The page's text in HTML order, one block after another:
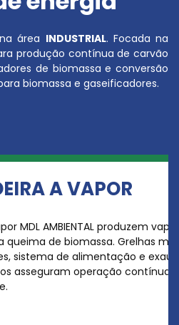
área INDUSTRIAL. Focada na
produção contínua de carvão
de biomassa e conversão
biomassa e gaseificadores.
VAPOR
produzem vapor
biomassa. Grelhas móveis
de alimentação e exaustão
operação contínua e